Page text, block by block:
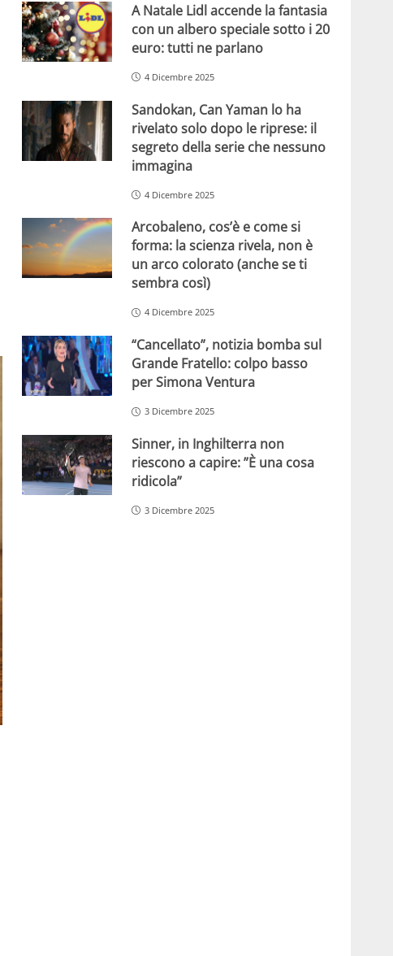
A Natale Lidl accende la fantasia
con un albero speciale sotto i 20
euro: tutti ne parlano
4 Dicembre 2025
Sandokan, Can Yaman lo ha
rivelato solo dopo le riprese: il
segreto della serie che nessuno
immagina
4 Dicembre 2025
Arcobaleno, cos’è e come si
forma: la scienza rivela, non è
un arco colorato (anche se ti
sembra così)
4 Dicembre 2025
“Cancellato”, notizia bomba sul
Grande Fratello: colpo basso
per Simona Ventura
3 Dicembre 2025
Sinner, in Inghilterra non
riescono a capire: ”È una cosa
ridicola”
3 Dicembre 2025